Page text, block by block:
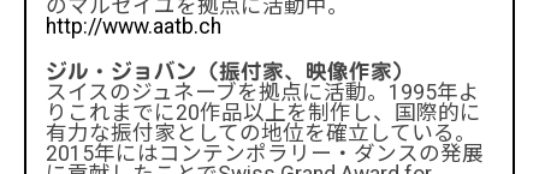
のマルセイユを拠点に活動中。
http://www.aatb.ch
ジル・ジョバン（振付家、映像作家）
スイスのジュネーブを拠点に活動。1995年よ
りこれまでに20作品以上を制作し、国際的に
有力な振付家としての地位を確立している。
2015年にはコンテンポラリー・ダンスの発展
「創造性とニューノーマル ―― AR（拡張現実）& ロ